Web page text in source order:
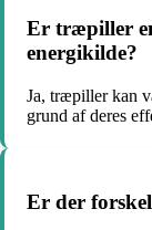
Er træpiller
energikilde?
Ja, træpiller kan
grund af deres
Er der